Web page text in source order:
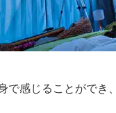
で感じることができ